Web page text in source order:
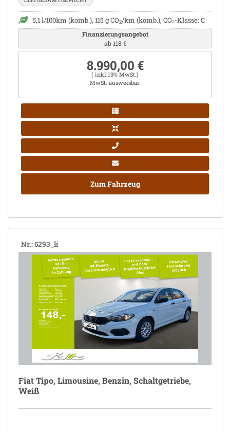
5,1 l/100km (komb.), 115 g CO2/km (komb.), CO₂-Klasse: C
Finanzierungsangebot
ab 118 €
8.990,00 €
( inkl.19% MwSt.)
MwSt. ausweisbar.
Zum Fahrzeug
Nr.: 5293_li
Fiat Tipo, Limousine, Benzin, Schaltgetriebe,
Weiß